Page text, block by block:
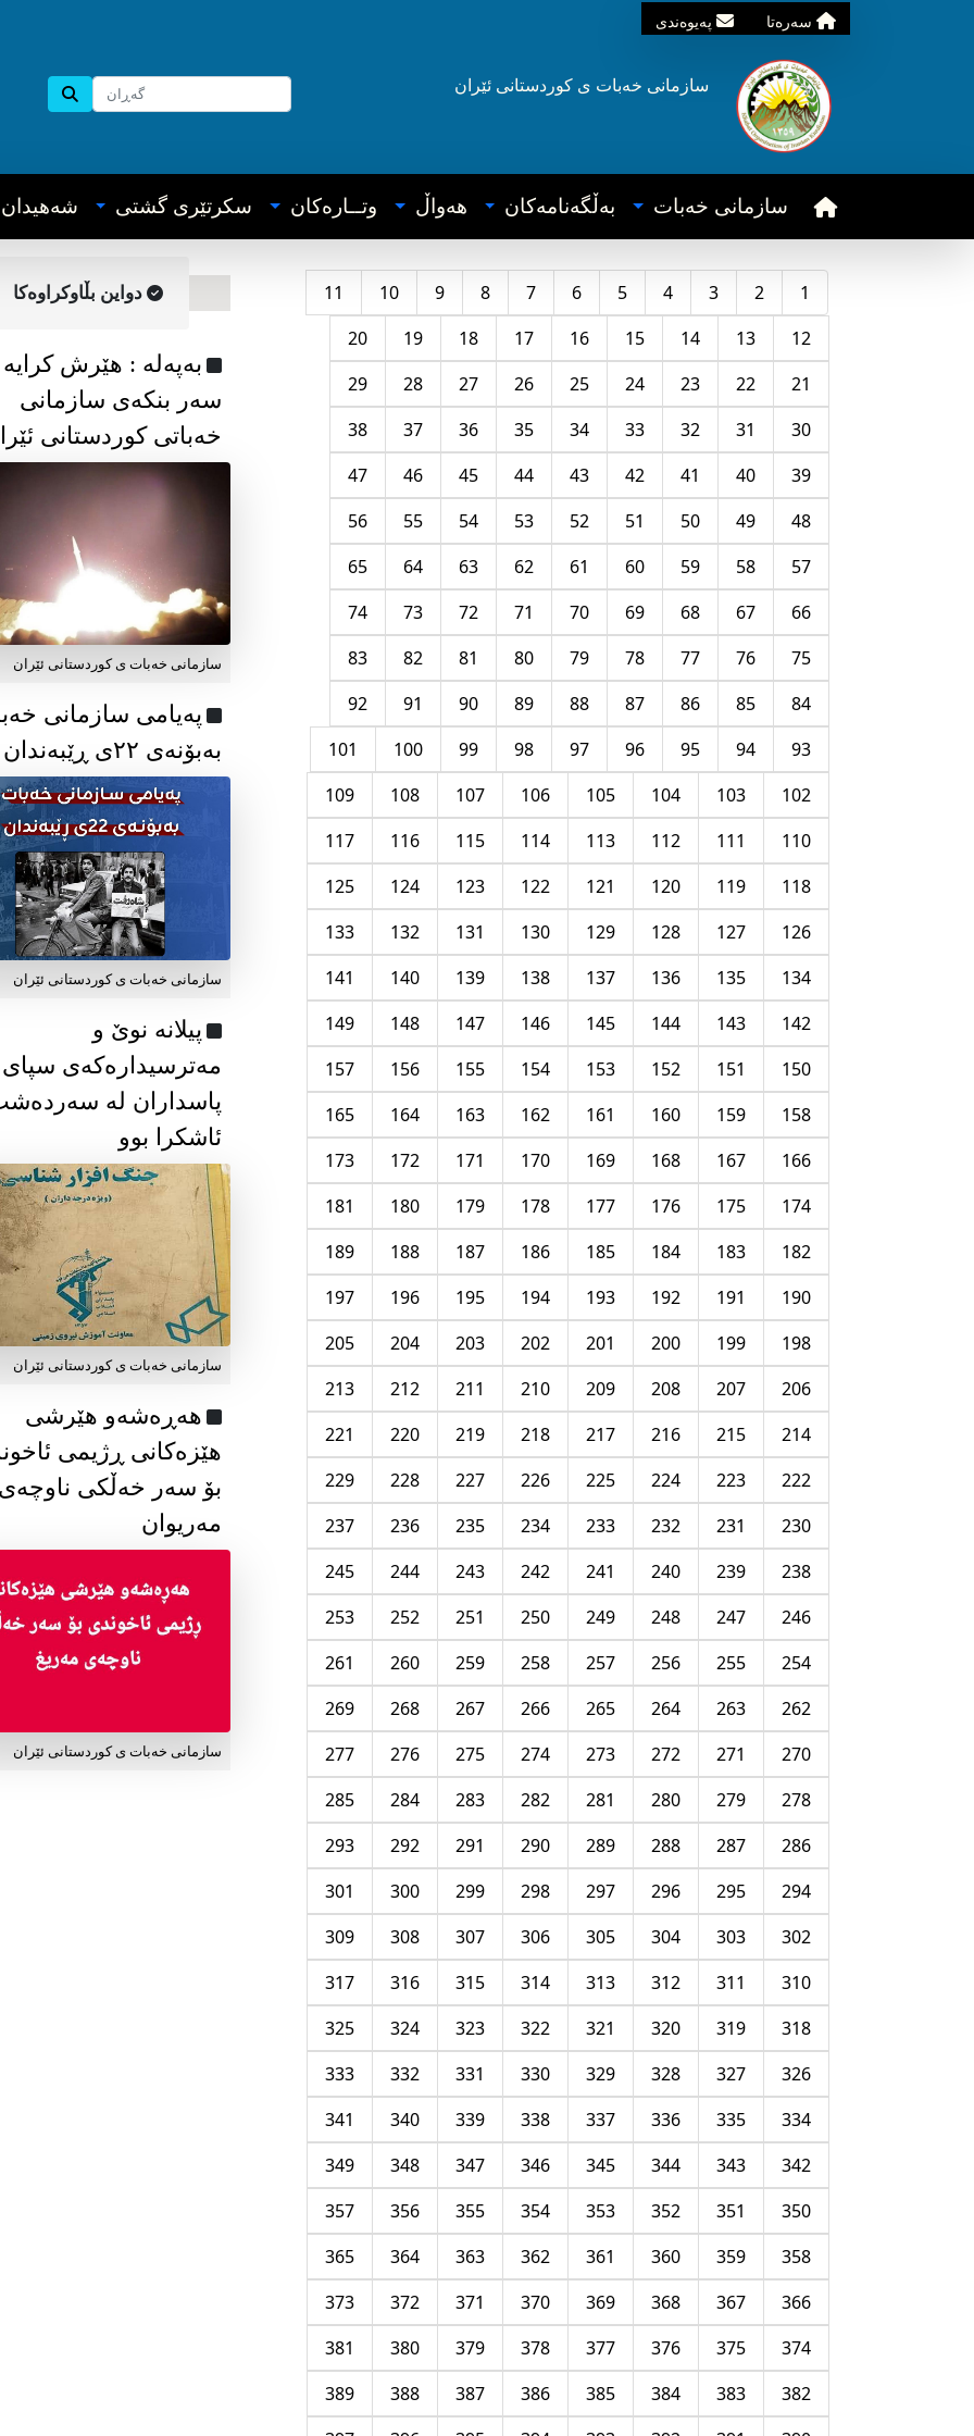
سه‌ره‌تا په‌یوه‌ندی
سازمانی خه‌بات ی کوردستانی ئێران
سازمانی خه‌بات به‌ڵگه‌نامه‌کان هه‌واڵ وتــاره‌کان سکرتێری گشتی شه‌هیدان
1
2
3
4
5
6
7
8
9
10
11
12
13
14
15
16
17
18
19
20
21
22
23
24
25
26
27
28
29
30
31
32
33
34
35
36
37
38
39
40
41
42
43
44
45
46
47
48
49
50
51
52
53
54
55
56
57
58
59
60
61
62
63
64
65
66
67
68
69
70
71
72
73
74
75
76
77
78
79
80
81
82
83
84
85
86
87
88
89
90
91
92
93
94
95
96
97
98
99
100
101
102
103
104
105
106
107
108
109
110
111
112
113
114
115
116
117
118
119
120
121
122
123
124
125
126
127
128
129
130
131
132
133
134
135
136
137
138
139
140
141
142
143
144
145
146
147
148
149
150
151
152
153
154
155
156
157
158
159
160
161
162
163
164
165
166
167
168
169
170
171
172
173
174
175
176
177
178
179
180
181
182
183
184
185
186
187
188
189
190
191
192
193
194
195
196
197
198
199
200
201
202
203
204
205
206
207
208
209
210
211
212
213
214
215
216
217
218
219
220
221
222
223
224
225
226
227
228
229
230
231
232
233
234
235
236
237
238
239
240
241
242
243
244
245
246
247
248
249
250
251
252
253
254
255
256
257
258
259
260
261
262
263
264
265
266
267
268
269
270
271
272
273
274
275
276
277
278
279
280
281
282
283
284
285
286
287
288
289
290
291
292
293
294
295
296
297
298
299
300
301
302
303
304
305
306
307
308
309
310
311
312
313
314
315
316
317
318
319
320
321
322
323
324
325
326
327
328
329
330
331
332
333
334
335
336
337
338
339
340
341
342
343
344
345
346
347
348
349
350
351
352
353
354
355
356
357
358
359
360
361
362
363
364
365
366
367
368
369
370
371
372
373
374
375
376
377
378
379
380
381
382
383
384
385
386
387
388
389
دواین بڵاوکراوه‌کا
به‌په‌له‌ : هێرش کرایە
سەر بنکەی سازمانی
خەباتی کوردستانی
سازمانی خەبات ی کوردستانی ئێران
پەیامی سازمانی
بەبۆنەی ۲۲ی ڕێبەندان
سازمانی خەبات ی كوردستانی ئێران
پیلانە نوێ و
مەترسیدارەکەی سپای
پاسداران لە
ئاشکرا بوو
سازمانی خەبات ی كوردستانی ئێران
هەڕەشەو هێرشی
هێزەکانی ڕژیمی
بۆ سەر خەڵکی
مەریوان
سازمانی خەبات ی کوردستانی ئێران